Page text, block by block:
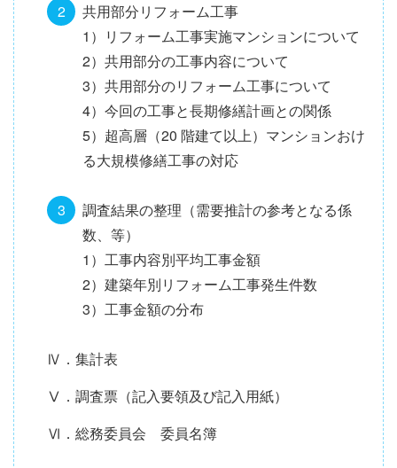
共用部分リフォーム工事
1）リフォーム工事実施マンションについて
2）共用部分の工事内容について
3）共用部分のリフォーム工事について
4）今回の工事と長期修繕計画との関係
5）超高層（20 階建て以上）マンションおけ
る大規模修繕工事の対応
調査結果の整理（需要推計の参考となる係
数、等）
1）工事内容別平均工事金額
2）建築年別リフォーム工事発生件数
3）工事金額の分布
Ⅳ．集計表
Ⅴ．調査票（記入要領及び記入用紙）
Ⅵ．総務委員会 委員名簿